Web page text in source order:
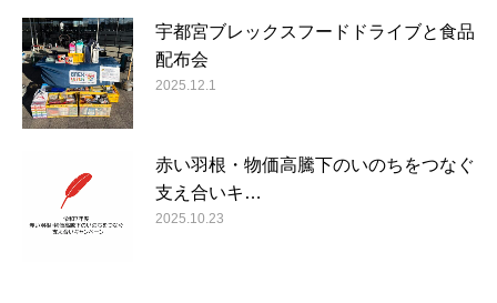
宇都宮ブレックスフードドライブと食品
配布会
2025.12.1
赤い羽根・物価高騰下のいのちをつなぐ
支え合いキ…
2025.10.23